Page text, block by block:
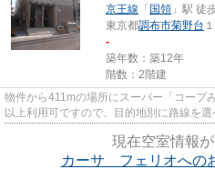
京王線 「 国領 」駅 徒
東京都調布市菊野台
-
築年数：築12年
階数：2階建
物件から411mの場所にスーパー「コープ
以上利用可ですので、目的地別に路線を
現在空室情報が
カーサ フェリオへの